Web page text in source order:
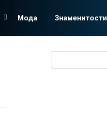
Мода Знаменитости